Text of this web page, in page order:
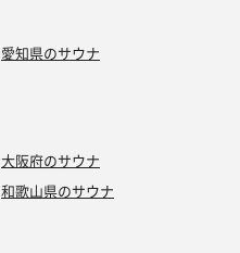
愛知県のサウナ
大阪府のサウナ
和歌山県のサウナ